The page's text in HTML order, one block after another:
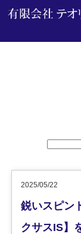
2025/05/22
鋭いスピン
クサスIS】